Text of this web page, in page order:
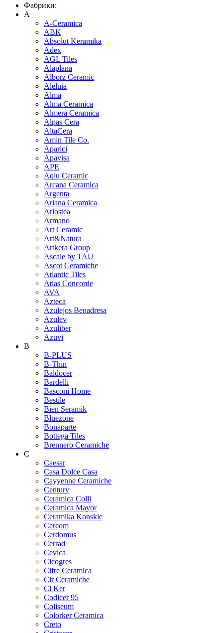
Фабрики:
A
A-Ceramica
ABK
Absolut Keramika
Adex
AGL Tiles
Alaplana
Alborz Ceramic
Aleluia
Alma
Alma Ceramica
Almera Ceramica
Alpas Cera
AltaCera
Amin Tile Co.
Aparici
Apavisa
APE
Aqlu Ceramic
Arcana Ceramica
Argenta
Ariana Ceramica
Ariostea
Armano
Art Ceramic
Art&Natura
Artkera Group
Ascale by TAU
Ascot Ceramiche
Atlantic Tiles
Atlas Concorde
AVA
Azteca
Azulejos Benadresa
Azulev
Azuliber
Azuvi
B
B-PLUS
B-Thin
Baldocer
Bardelli
Basconi Home
Bestile
Bien Seramik
Bluezone
Bonaparte
Bottega Tiles
Brennero Ceramiche
C
Caesar
Casa Dolce Casa
Cayyenne Ceramiche
Century
Ceramica Colli
Ceramica Mayor
Ceramika Konskie
Cercom
Cerdomus
Cerrad
Cevica
Cicogres
Cifre Ceramica
Cir Ceramiche
Cl Ker
Codicer 95
Coliseum
Colorker Ceramica
Creto